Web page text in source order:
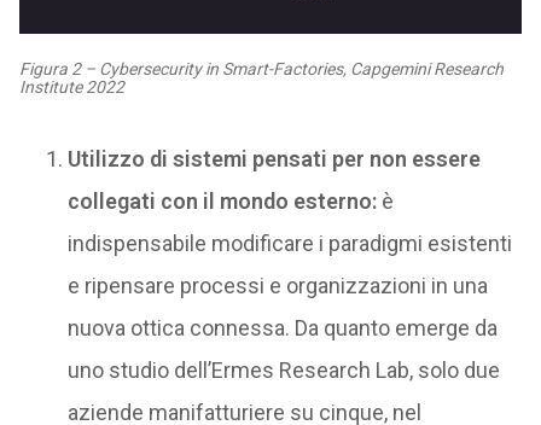
Figura 2 – Cybersecurity in Smart-Factories, Capgemini Research
Institute 2022
Utilizzo di sistemi pensati per non essere
collegati con il mondo esterno: è
indispensabile modificare i paradigmi esistenti
e ripensare processi e organizzazioni in una
nuova ottica connessa. Da quanto emerge da
uno studio dell’Ermes Research Lab, solo due
aziende manifatturiere su cinque, nel